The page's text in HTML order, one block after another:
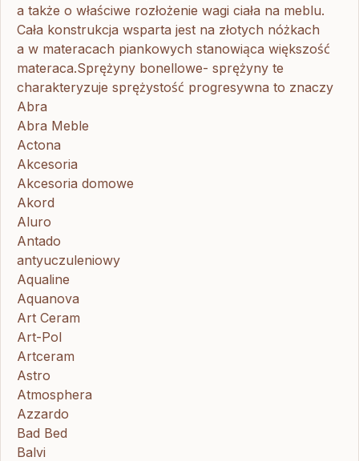
a także o właściwe rozłożenie wagi ciała na meblu.
Cała konstrukcja wsparta jest na złotych nóżkach
a w materacach piankowych stanowiąca większość
materaca.Sprężyny bonellowe- sprężyny te
charakteryzuje sprężystość progresywna to znaczy
Abra
Abra Meble
Actona
Akcesoria
Akcesoria domowe
Akord
Aluro
Antado
antyuczuleniowy
Aqualine
Aquanova
Art Ceram
Art-Pol
Artceram
Astro
Atmosphera
Azzardo
Bad Bed
Balvi